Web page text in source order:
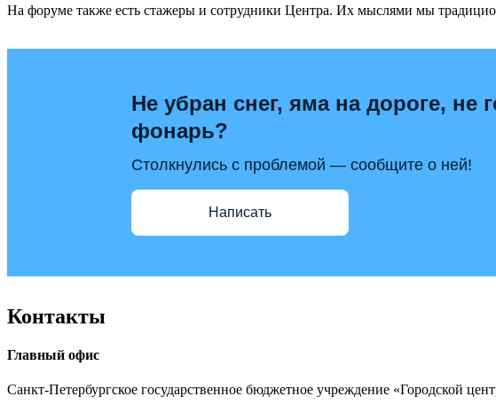
На форуме также есть стажеры и сотрудники Центра. Их мыслями мы
Не убран снег, яма на дороге, не
фонарь?
Столкнулись с проблемой — сообщите о ней!
Написать
Контакты
Главный офис
Санкт-Петербургское государственное бюджетное учреждение «Городской